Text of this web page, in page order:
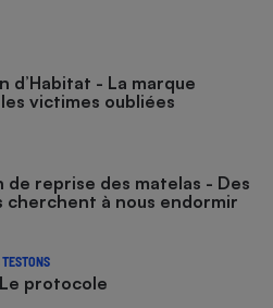
d’Habitat - La marque
victimes oubliées
de reprise des matelas - Des
cherchent à nous endormir
protocole